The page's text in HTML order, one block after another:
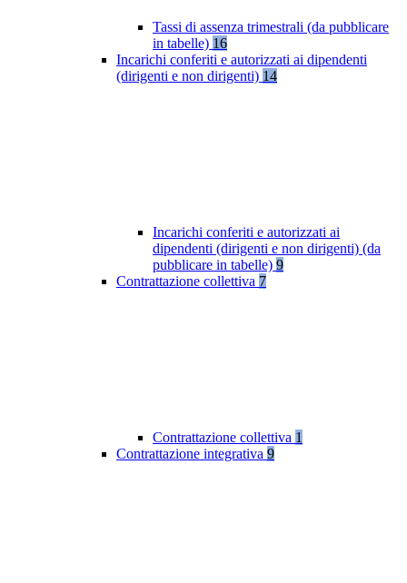
Tassi di assenza trimestrali (da pubblicare
in tabelle) 16
Incarichi conferiti e autorizzati ai dipendenti
(dirigenti e non dirigenti) 14
Incarichi conferiti e autorizzati ai
dipendenti (dirigenti e non dirigenti) (da
pubblicare in tabelle) 9
Contrattazione collettiva 7
Contrattazione collettiva 1
Contrattazione integrativa 9